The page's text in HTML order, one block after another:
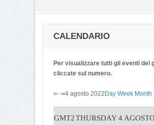
CALENDARIO
Per visualizzare tutti gli eventi del
cliccate sul numero.
⇐ ⇒4 agosto 2022Day Week Month
GMT2THURSDAY 4